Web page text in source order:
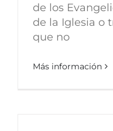
de los
de la Iglesia o
que no
Más información